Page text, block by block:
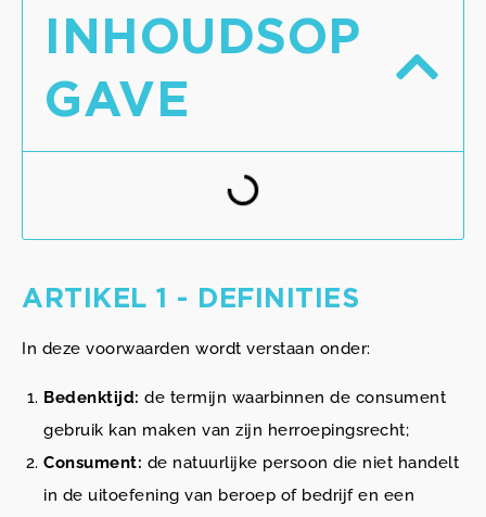
INHOUDSOP
GAVE
ARTIKEL 1 - DEFINITIES
In deze voorwaarden wordt verstaan onder:
Bedenktijd: de termijn waarbinnen de consument
gebruik kan maken van zijn herroepingsrecht;
Consument: de natuurlijke persoon die niet handelt
in de uitoefening van beroep of bedrijf en een